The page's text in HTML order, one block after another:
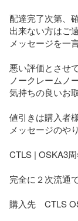
配達完了次第、
出来ない方はご
メッセージを一
悪い評価とさせ
ノークレームノ
気持ちの良いお
値引きは購入者
メッセージのや
CTLS | OSKA3
完全に２次流通
購入先　CTLS